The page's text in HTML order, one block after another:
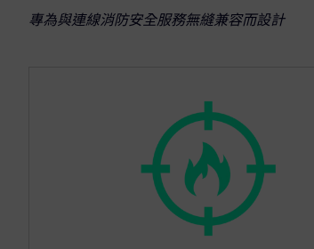
專為與連線消防安全服務無縫兼容而設計